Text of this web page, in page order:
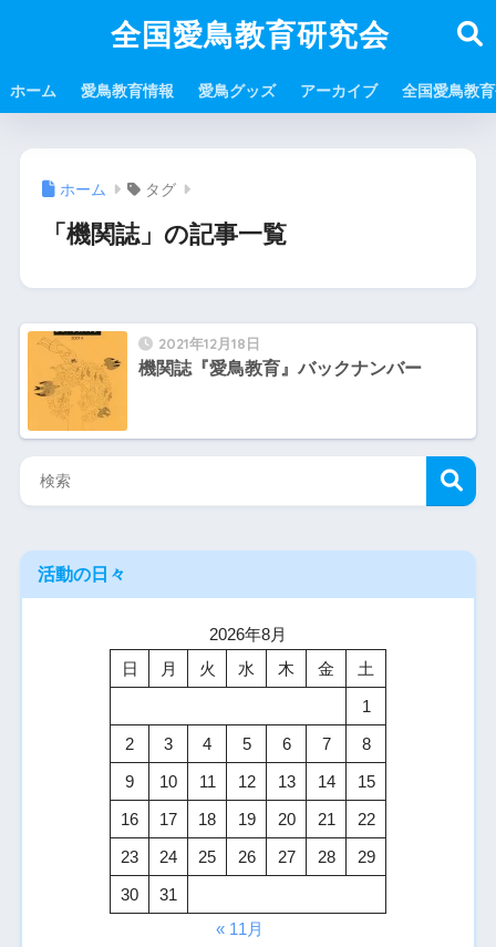
全国愛鳥教育研究会
ホーム 愛鳥教育情報 愛鳥グッズ アーカイブ 全国愛鳥教
ホーム タグ
「機関誌」の記事一覧
2021年12月18日
機関誌『愛鳥教育』バックナンバー
活動の日々
2026年8月
日
月 火 水 木 金
土
1
2
3 4 5 6 7
8
9
10 11 12 13 14
15
16
17 18 19 20 21
22
23
24 25 26 27 28
29
30
31
« 11月